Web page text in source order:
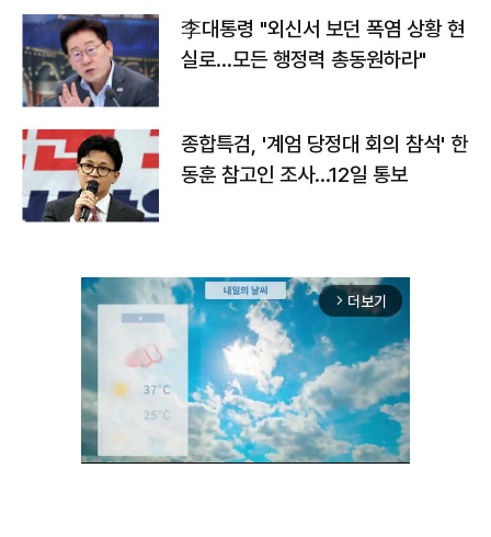
李대통령 "외신서 보던 폭염 상황 현
실로…모든 행정력 총동원하라"
종합특검, '계엄 당정대 회의 참석' 한
동훈 참고인 조사...12일 통보
arrow_forward_ios 더보기